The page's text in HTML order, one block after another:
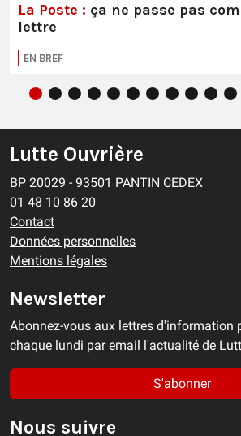
La Poste : ça ne passe pas
lettre
EN BREF
Lutte Ouvrière
BP 20029 - 93501 PANTIN CEDEX
01 48 10 86 20
Contact
Données personnelles
Mentions légales
Newsletter
Abonnez-vous aux lettres d'information
chaque lundi par email l'actualité de
S'abonner
Nous suivre